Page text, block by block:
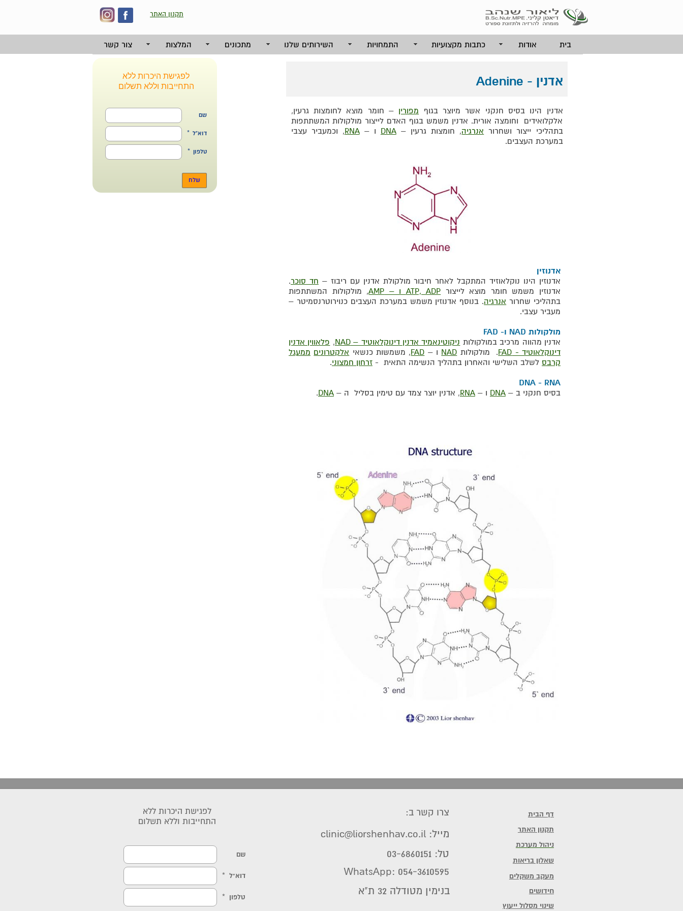
תקנון האתר
בית אודות כתבות מקצועיות התמחויות השירותים שלנו מתכונים המלצות צור קשר
אדנוזין
אדנוזין הינו נוקלאוזיד המתקבל לאחר חיבור מולקולת אדנין עם ריבוז – חד סוכר.
אדנוזין משמש חומר מוצא לייצור ATP, ADP ו – AMP
, מולקולות המשתתפות
בתהליכי שחרור אנרגיה. בנוסף אדנוזין משמש במערכת העצבים כנוירוטרנסמיטר –
מעביר עצבי.
מולקולות NAD ו- FAD
אדנין מהווה מרכיב במולקולות ניקוטינאמיד אדנין דינוקלאוטיד – NAD , פלאווין אדנין
דינוקלאוטיד - FAD
. מולקולות NAD ו – FAD, משמשות כנשאי אלקטרונים ממעגל
קרבס לשלב השלישי והאחרון בתהליך הנשימה התאית - זרחון חמצוני.
DNA - RNA
בסיס חנקני ב – DNA ו – RNA, אדנין יוצר צמד עם טימין בסליל ה – DNA
.
אדנין - Adenine
אדנין הינו בסיס חנקני אשר מיוצר בגוף מפורין – חומר מוצא לחומצות גרעין,
אלקלואידים וחומצה אורית. אדנין משמש בגוף האדם לייצור מולקולות המשתתפות
בתהליכי ייצור ושחרור אנרגיה, חומצות גרעין –DNA ו –RNA, וכמעביר עצבי
במערכת העצבים.
לפגישת היכרות ללא
התחייבות וללא תשלום
דף הבית
תקנון האתר
ניהול מערכת
שאלון בריאות
מעקב משקלים
חידושים
שינוי מסלול ייעוץ
לפגישת היכרות ללא
התחייבות וללא תשלום
בנימין מטודלה 32 ת"א
צרו קשר ב:
מייל: clinic@liorshenhav.co.il
טל: 03-6860151
WhatsApp: 054-3610595